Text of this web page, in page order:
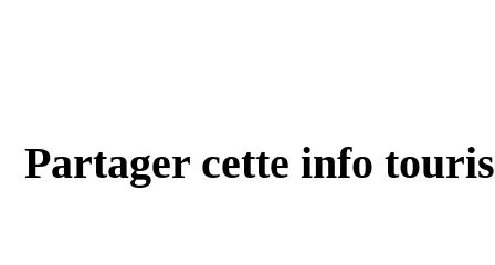
Partager cette info